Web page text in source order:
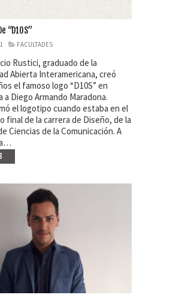
“D10S”
FACULTADES
Rustici, graduado de la
Abierta Interamericana, creó
el famoso logo “D10S” en
Diego Armando Maradona.
el logotipo cuando estaba en el
final de la carrera de Diseño, de la
Ciencias de la Comunicación. A